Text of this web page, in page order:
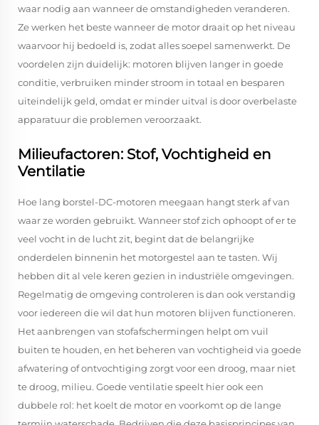
waar nodig aan wanneer de omstandigheden veranderen.
Ze werken het beste wanneer de motor draait op het niveau
waarvoor hij bedoeld is, zodat alles soepel samenwerkt. De
voordelen zijn duidelijk: motoren blijven langer in goede
conditie, verbruiken minder stroom in totaal en besparen
uiteindelijk geld, omdat er minder uitval is door overbelaste
apparatuur die problemen veroorzaakt.
Milieufactoren: Stof, Vochtigheid en
Ventilatie
Hoe lang borstel-DC-motoren meegaan hangt sterk af van
waar ze worden gebruikt. Wanneer stof zich ophoopt of er te
veel vocht in de lucht zit, begint dat de belangrijke
onderdelen binnenin het motorgestel aan te tasten. Wij
hebben dit al vele keren gezien in industriële omgevingen.
Regelmatig de omgeving controleren is dan ook verstandig
voor iedereen die wil dat hun motoren blijven functioneren.
Het aanbrengen van stofafschermingen helpt om vuil
buiten te houden, en het beheren van vochtigheid via goede
afwatering of ontvochtiging zorgt voor een droog, maar niet
te droog, milieu. Goede ventilatie speelt hier ook een
dubbele rol: het koelt de motor en voorkomt op de lange